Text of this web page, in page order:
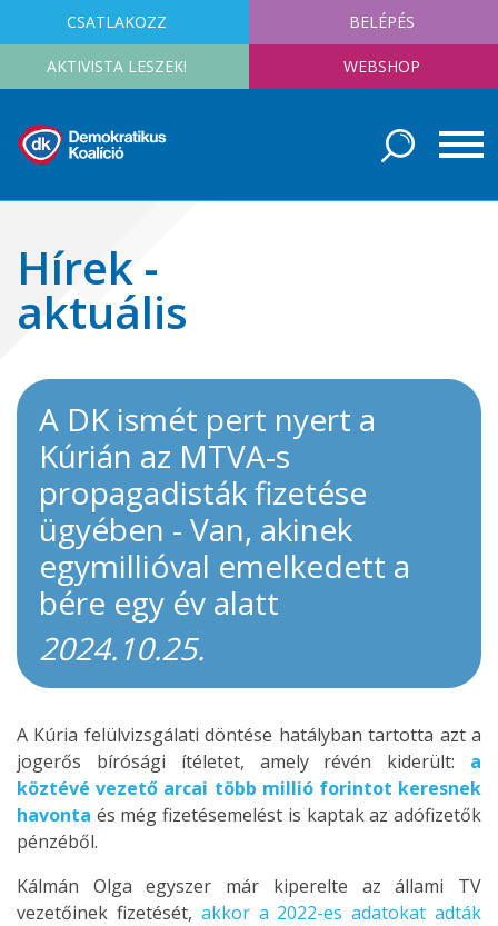
CSATLAKOZZ BELÉPÉS
AKTIVISTA LESZEK! WEBSHOP
Hírek -
aktuális
A DK ismét pert nyert a
Kúrián az MTVA-s
propagadisták fizetése
ügyében - Van, akinek
egymillióval emelkedett a
bére egy év alatt
2024.10.25.
A Kúria felülvizsgálati döntése hatályban tartotta azt a
jogerős bírósági ítéletet, amely révén kiderült: a
köztévé vezető arcai több millió forintot keresnek
havonta és még fizetésemelést is kaptak az adófizetők
pénzéből.
Kálmán Olga egyszer már kiperelte az állami TV
vezetőinek fizetését, akkor a 2022-es adatokat adták